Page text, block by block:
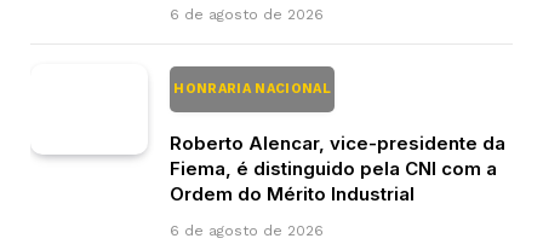
6 de agosto de 2026
HONRARIA NACIONAL
Roberto Alencar, vice-presidente da
Fiema, é distinguido pela CNI com a
Ordem do Mérito Industrial
6 de agosto de 2026